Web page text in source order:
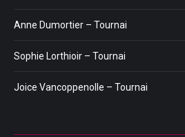
Anne Dumortier – Tournai
Sophie Lorthioir – Tournai
Joice Vancoppenolle – Tournai